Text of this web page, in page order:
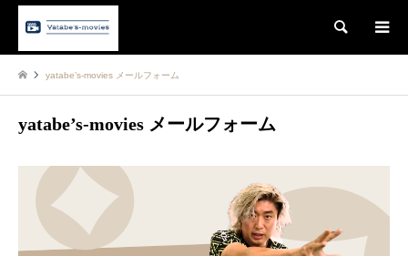
Search
yatabe’s-movies メールフォーム
yatabe’s-movies メールフォーム